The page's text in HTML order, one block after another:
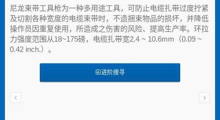
尼龙束带工具枪为一种多用途工具，可防止电缆扎带过度拧紧
及切割各种宽度的电缆束带时，不造捆束物品的损坏，并降低
操作员因重复使用，所造成之伤害的风险、提高生产率。环拉
力强度范围从18~175磅，电缆扎带宽2.4 ~ 10.6mm（0.09 ~
0.42 inch.）。
进阶搜寻